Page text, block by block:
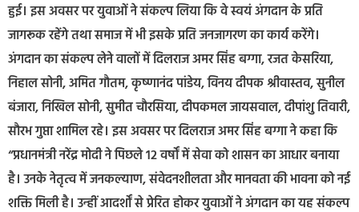
हुई। इस अवसर पर युवाओं ने संकल्प लिया कि वे स्वयं अंगदान के प्रति
जागरूक रहेंगे तथा समाज में भी इसके प्रति जनजागरण का कार्य करेंगे।
अंगदान का संकल्प लेने वालों में दिलराज अमर सिंह बग्गा, रजत केसरिया,
निहाल सोनी, अमित गौतम, कृष्णानंद पांडेय, विनय दीपक श्रीवास्तव, सुनील
बंजारा, निखिल सोनी, सुमीत चौरसिया, दीपकमल जायसवाल, दीपांशु तिवारी,
सौरभ गुप्ता शामिल रहे। इस अवसर पर दिलराज अमर सिंह बग्गा ने कहा कि
“प्रधानमंत्री नरेंद्र मोदी ने पिछले 12 वर्षों में सेवा को शासन का आधार बनाया
है। उनके नेतृत्व में जनकल्याण, संवेदनशीलता और मानवता की भावना को नई
शक्ति मिली है। उन्हीं आदर्शों से प्रेरित होकर युवाओं ने अंगदान का यह संकल्प